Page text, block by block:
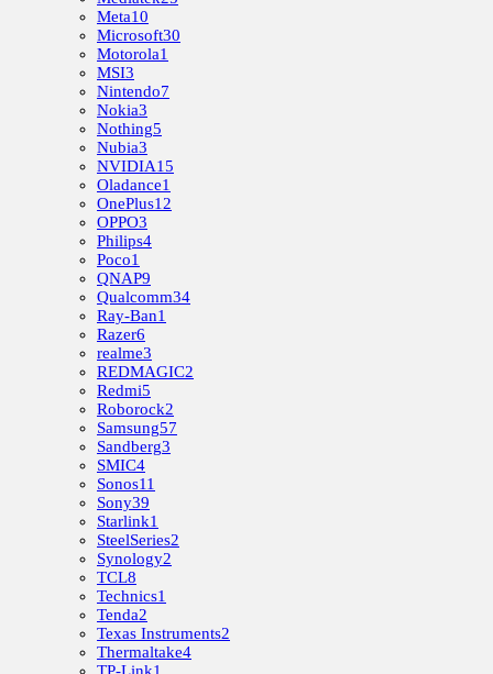
Meta10
Microsoft30
Motorola1
MSI3
Nintendo7
Nokia3
Nothing5
Nubia3
NVIDIA15
Oladance1
OnePlus12
OPPO3
Philips4
Poco1
QNAP9
Qualcomm34
Ray-Ban1
Razer6
realme3
REDMAGIC2
Redmi5
Roborock2
Samsung57
Sandberg3
SMIC4
Sonos11
Sony39
Starlink1
SteelSeries2
Synology2
TCL8
Technics1
Tenda2
Texas Instruments2
Thermaltake4